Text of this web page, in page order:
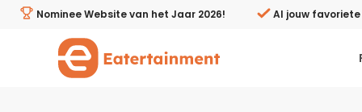
Kom proeven! Knorr Tomaten Penne bij Albert Heijn
Nominee Website van het Jaar 2026! Al jouw